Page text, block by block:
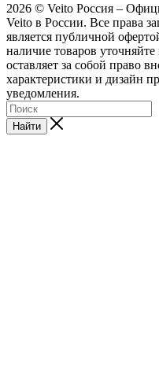
2026 © Veito Россия –
Veito в России. Все права
является публичной
наличие товаров
оставляет за собой право
характеристики и дизайн
уведомления.
Найти